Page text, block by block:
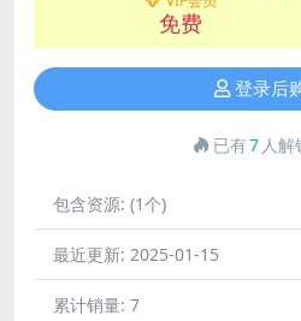
免费
登录后
已有7 人解
包含资源: (1个)
最近更新: 2025-01-15
累计销量: 7